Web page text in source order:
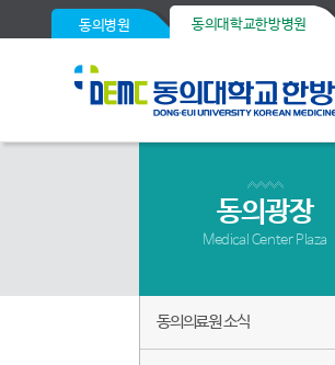
동의병원 동의대학교한방병원
동의광장
Medical Center Plaza
동의의료원 소식